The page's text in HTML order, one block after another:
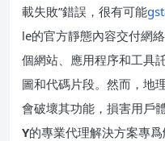
載失敗”錯誤，很有可能
le的官方靜態內容交付網絡
個網站、應用程序和工
圖和代碼片段。然而，地
會破壞其功能，損害用戶
Y的專業代理解決方案專